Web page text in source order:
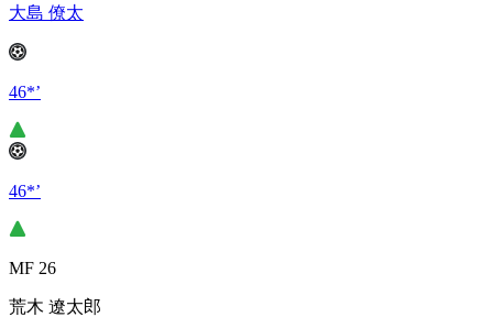
大島 僚太
46*’
46*’
MF 26
荒木 遼太郎